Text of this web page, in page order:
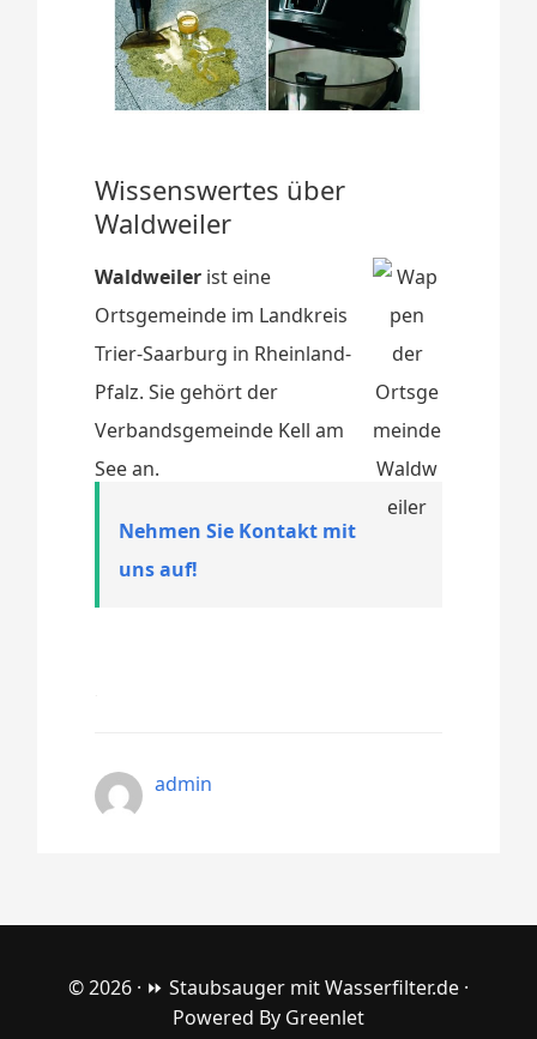
Wissenswertes über
Waldweiler
Waldweiler ist eine
Ortsgemeinde im Landkreis
Trier-Saarburg in Rheinland-
Pfalz. Sie gehört der
Verbandsgemeinde Kell am
See an.
Nehmen Sie Kontakt mit
uns auf!
admin
© 2026 · ⏩ Staubsauger mit Wasserfilter.de ·
Powered By Greenlet